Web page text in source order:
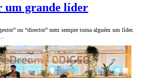
um grande líder
ou “director” nem sempre torna alguém um líder.